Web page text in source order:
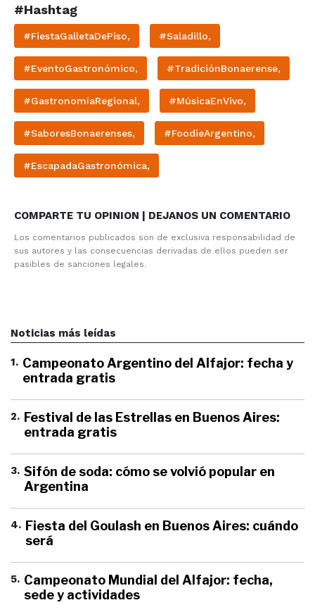
#Hashtag
#FiestaGalletaDePiso, #Saladillo,
#EventoGastronómico, #TradiciónBonaerense,
#GastronomíaRegional, #MúsicaEnVivo,
#SaboresBonaerenses, #FoodieArgentino,
#EscapadaGastronómica,
COMPARTE TU OPINION | DEJANOS UN COMENTARIO
Los comentarios publicados son de exclusiva responsabilidad de
sus autores y las consecuencias derivadas de ellos pueden ser
pasibles de sanciones legales.
Noticias más leídas
1. Campeonato Argentino del Alfajor: fecha y
entrada gratis
2. Festival de las Estrellas en Buenos Aires:
entrada gratis
3. Sifón de soda: cómo se volvió popular en
Argentina
4. Fiesta del Goulash en Buenos Aires: cuándo
será
5. Campeonato Mundial del Alfajor: fecha,
sede y actividades